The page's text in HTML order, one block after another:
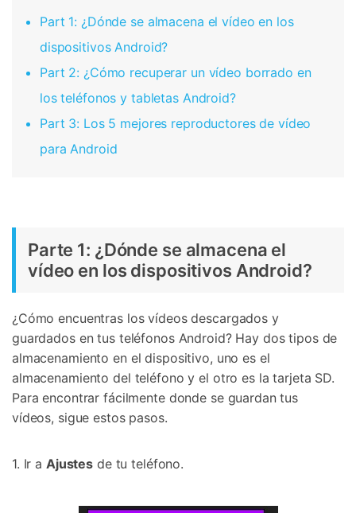
Part 1: ¿Dónde se almacena el vídeo en los
dispositivos Android?
Part 2: ¿Cómo recuperar un vídeo borrado en
los teléfonos y tabletas Android?
Part 3: Los 5 mejores reproductores de vídeo
para Android
Parte 1: ¿Dónde se almacena el
vídeo en los dispositivos Android?
¿Cómo encuentras los vídeos descargados y
guardados en tus teléfonos Android? Hay dos tipos de
almacenamiento en el dispositivo, uno es el
almacenamiento del teléfono y el otro es la tarjeta SD.
Para encontrar fácilmente donde se guardan tus
vídeos, sigue estos pasos.
1. Ir a Ajustes de tu teléfono.